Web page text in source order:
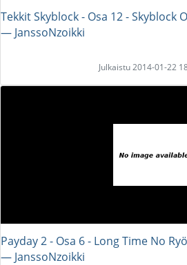
Tekkit Skyblock - Osa 12 - Skyblock
― JanssoNzoikki
Julkaistu 2014-01-22
Payday 2 - Osa 6 - Long Time No
― JanssoNzoikki